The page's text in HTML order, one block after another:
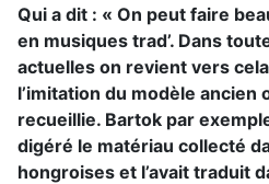
Qui a dit : « On peut faire
en musiques trad’. Dans
actuelles on revient vers
l’imitation du modèle ancien
recueillie. Bartok par
digéré le matériau collecté
hongroises et l’avait traduit